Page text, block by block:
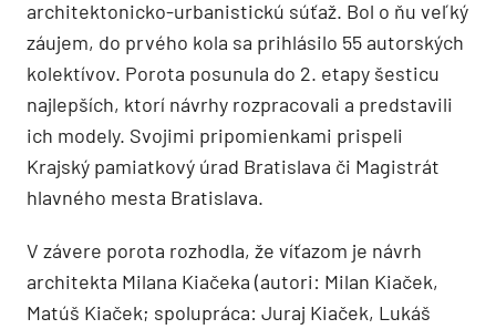
architektonicko-urbanistickú súťaž. Bol o ňu veľký
záujem, do prvého kola sa prihlásilo 55 autorských
kolektívov. Porota posunula do 2. etapy šesticu
najlepších, ktorí návrhy rozpracovali a predstavili
ich modely. Svojimi pripomienkami prispeli
Krajský pamiatkový úrad Bratislava či Magistrát
hlavného mesta Bratislava.
V závere porota rozhodla, že víťazom je návrh
architekta Milana Kiačeka (autori: Milan Kiaček,
Matúš Kiaček; spolupráca: Juraj Kiaček, Lukáš